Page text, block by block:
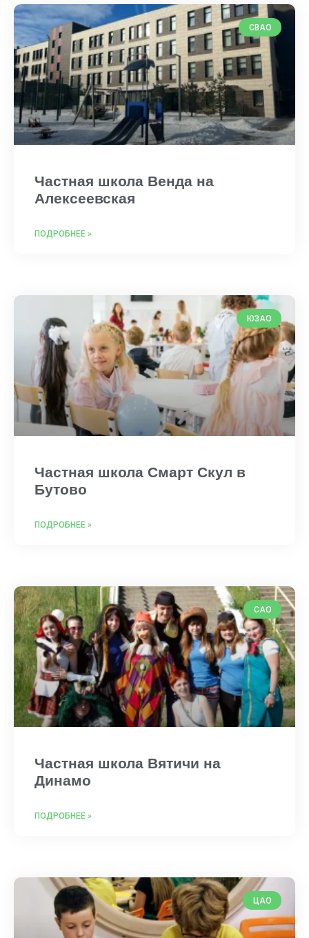
СВАО
Частная школа Венда на
Алексеевская
ПОДРОБНЕЕ »
ЮЗАО
Частная школа Смарт Скул в
Бутово
ПОДРОБНЕЕ »
САО
Частная школа Вятичи на
Динамо
ПОДРОБНЕЕ »
ЦАО